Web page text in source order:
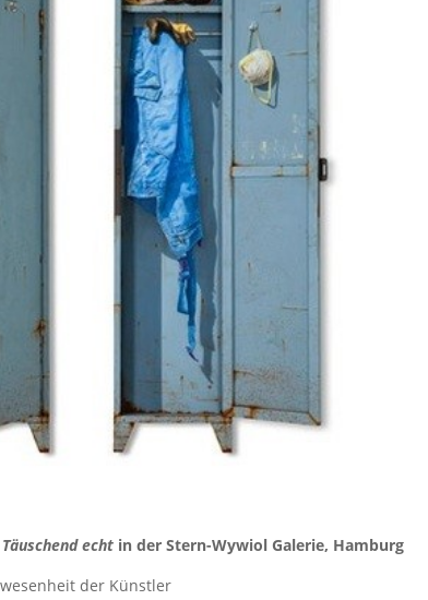
Täuschend echt in der Stern-Wywiol Galerie, Hamburg
der Künstler